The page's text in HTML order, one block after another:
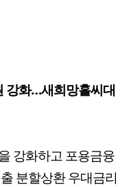
강화…새희망홀씨대
강화하고 포용금융
분할상환 우대금리